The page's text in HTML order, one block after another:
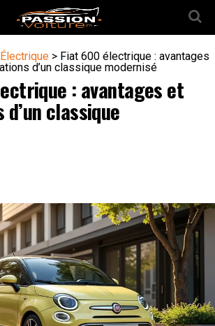
> Fiat 600 électrique : avantages
d’un classique modernisé
: avantages et
classique